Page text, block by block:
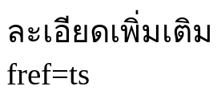
ละเอียดเพิ่มเติม
fref=ts